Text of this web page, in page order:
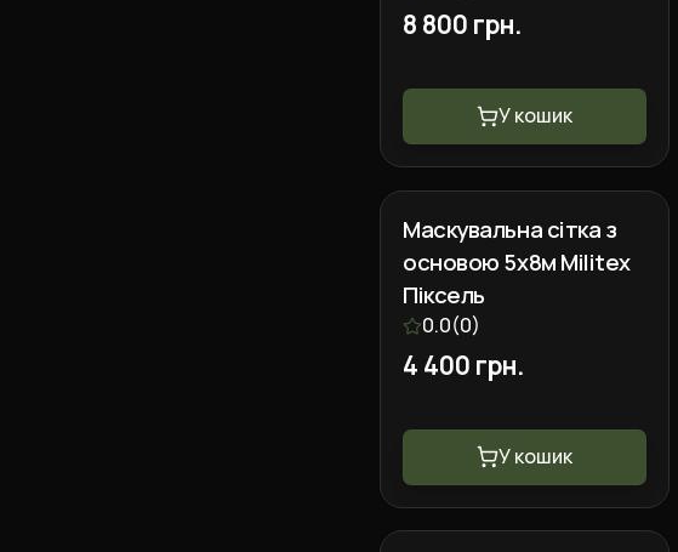
8 800 грн.
У кошик
Маскувальна сітка з
основою 5х8м Militex
Піксель
0.0(0)
4 400 грн.
У кошик